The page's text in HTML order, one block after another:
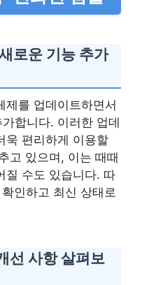
로운 기능 추가
제를 업데이트하면서
합니다. 이러한 업데
욱 편리하게 이용할
고 있으며, 이는 때때
질 수도 있습니다. 따
인하고 최신 상태로
사항 살펴보